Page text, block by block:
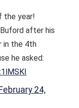
the year!
after his
in the 4th
he asked:
February 24,